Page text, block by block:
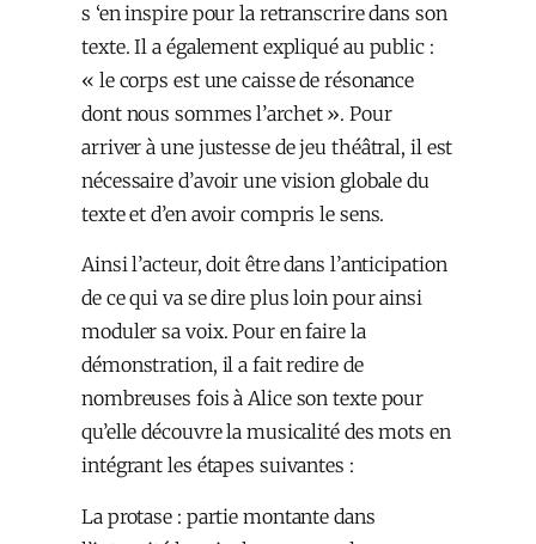
s ‘en inspire pour la retranscrire dans son
texte. Il a également expliqué au public :
« le corps est une caisse de résonance
dont nous sommes l’archet ». Pour
arriver à une justesse de jeu théâtral, il est
nécessaire d’avoir une vision globale du
texte et d’en avoir compris le sens.
Ainsi l’acteur, doit être dans l’anticipation
de ce qui va se dire plus loin pour ainsi
moduler sa voix. Pour en faire la
démonstration, il a fait redire de
nombreuses fois à Alice son texte pour
qu’elle découvre la musicalité des mots en
intégrant les étapes suivantes :
La protase : partie montante dans